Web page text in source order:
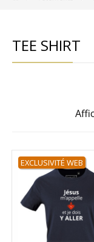
TEE SHIRT
EXCLUSIVITÉ WEB